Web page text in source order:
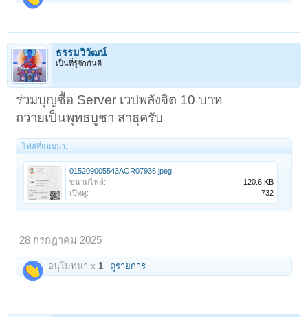
ธรรมวิวัฒน์
เป็นที่รู้จักกันดี
ร่วมบุญซื้อ Server เวปพลังจิต 10 บาท
ถวายเป็นพุทธบูชา สาธุครับ
ไฟล์ที่แนบมา:
015209005543AOR07936.jpeg
ขนาดไฟล์:
120.6 KB
เปิดดู:
732
28 กรกฎาคม 2025
อนุโมทนา x 1 ดูรายการ